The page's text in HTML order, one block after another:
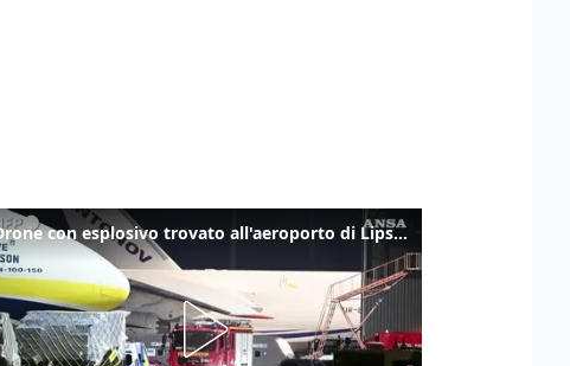
Drone con esplosivo trovato all'aeroporto di Lipsia vicino ad aereo ucraino